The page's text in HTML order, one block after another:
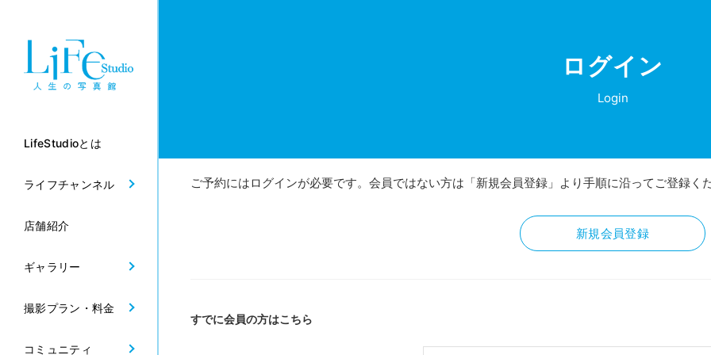
LifeStudioとは
ライフチャンネル
店舗紹介
ギャラリー
撮影プラン・料金
コミュニティ
ログイン
Login
ご予約にはログインが必要です。会員ではない方は「新規会員登録」より手順に沿ってご登録く
新規会員登録
すでに会員の方はこちら